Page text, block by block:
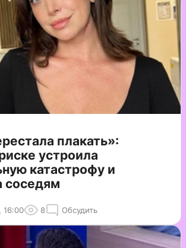
плакать»:
устроила
катастрофу и
соседям
16:00 8 Обсудить